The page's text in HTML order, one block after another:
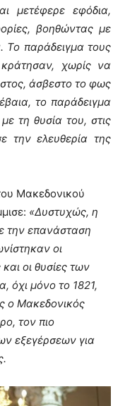
μετέφερε εφόδια,
βοηθώντας με
Το παράδειγμα τους
χωρίς να
άσβεστο το φως
το παράδειγμα
τη θυσία του, στις
την ελευθερία της
Μακεδονικού
«Δυστυχώς, η
την επανάσταση
οι
οι θυσίες των
όχι μόνο το 1821,
ο Μακεδονικός
τον πιο
εξεγέρσεων για